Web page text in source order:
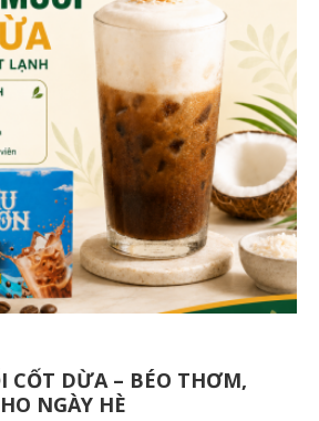
CỐT DỪA – BÉO THƠM,
NGÀY HÈ